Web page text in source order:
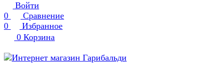
Войти
0
Сравнение
0
Избранное
0 Корзина